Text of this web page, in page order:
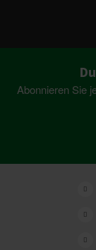
Abonnieren Sie